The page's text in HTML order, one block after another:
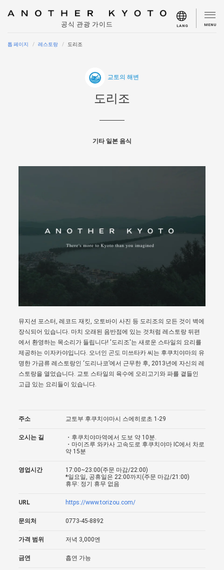
공식 관광 가이드 LANG MENU
톱 페이지 레스토랑 도리조
교토의 해변
도리조
기타 일본 음식
뮤지션 포스터, 레코드 재킷, 오토바이 사진 등 도리조의 모든 것이 벽에
장식되어 있습니다. 마치 오래된 음반점에 있는 것처럼 레스토랑 뒤편
에서 환영하는 목소리가 들립니다! '도리조'는 새로운 스타일의 요리를
제공하는 이자카야입니다. 오너인 곤도 미쓰타카 씨는 후쿠치야마의 유
명한 가금류 레스토랑인 ‘도리나코’에서 근무한 후, 2013년에 자신의 레
스토랑을 열었습니다. 교토 스타일의 육수에 오리고기와 파를 곁들인
고급 있는 요리들이 있습니다.
주소 교토부 후쿠치야마시 스에히로초 1-29
오시는 길
・후쿠치야마역에서 도보 약 10분.
・마이즈루 와카사 고속도로 후쿠치야마 IC에서 차로
약 15분
영업시간
17:00~23:00(주문 마감/22:00)
*일요일, 공휴일은 22:00까지(주문 마감/21:00)
휴무: 정기 휴무 없음
URL https://www.torizou.com/
문의처 0773-45-8892
가격 범위 저녁 3,000엔
금연 흡연 가능